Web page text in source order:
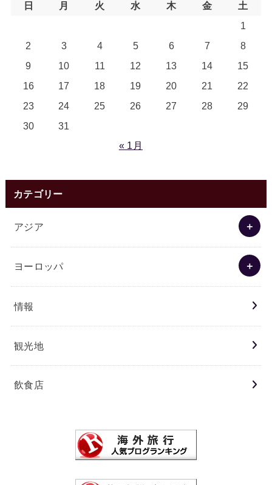
日 月 火 水 木 金
土
1
2
3 4 5 6 7
8
9
10 11 12 13 14
15
16
17 18 19 20 21
22
23
24 25 26 27 28
29
30
31
« 1月
カテゴリー
アジア
ヨーロッパ
情報
観光地
飲食店